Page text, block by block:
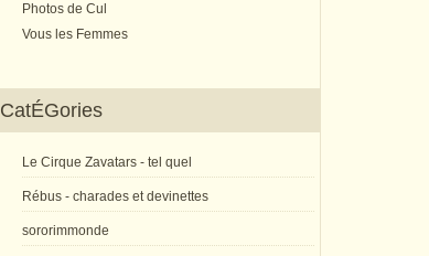
Photos de Cul
Vous les Femmes
CatÉGories
Le Cirque Zavatars - tel quel
Rébus - charades et devinettes
sororimmonde